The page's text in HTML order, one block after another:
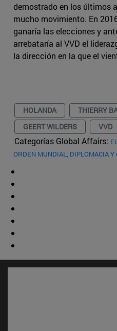
demostrado en los últimos
mucho movimiento. En
ganaría las elecciones y
arrebataría al VVD el
la dirección en la que el
HOLANDA THIERRY
GEERT WILDERS
VVD
Categorías Global Affairs:
ORDEN MUNDIAL, DIPLOMACIA Y